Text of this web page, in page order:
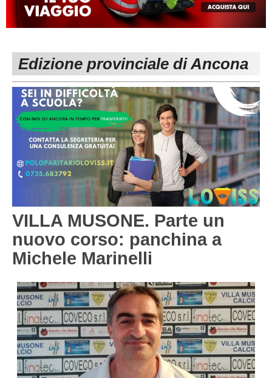
MACERATA
Carica la tua Rosa
ECCELLENZA
1^ CATEGORIA
2^ CATEGORIA
3^ CATEGORIA
GIOVANILI
REGIONALI
Edizione provinciale di Ancona
VILLA MUSONE. Parte un
nuovo corso: panchina a
Michele Marinelli